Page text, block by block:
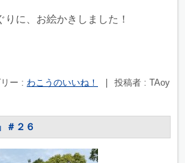
に、お絵かきしました！
ー : わこうのいいね！
投稿者 : TAoy
＃２６